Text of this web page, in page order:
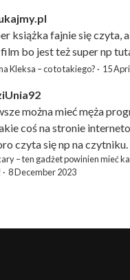
książka fajnie się czyta,
bo jest też super np
Kleksa – co to takiego? · 15
można mieć męża
coś na stronie
czyta się np na czytniku.
– ten gadżet powinien mieć
· 8 December 2023